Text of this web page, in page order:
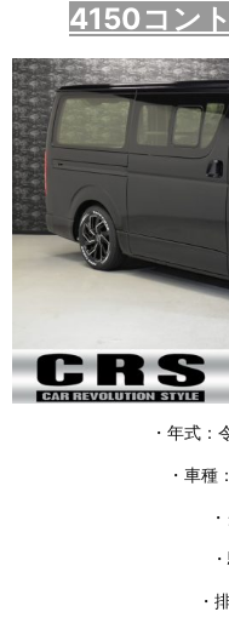
4150コン
・年式：
・車種
・